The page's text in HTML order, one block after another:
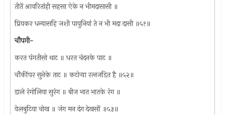
तीतें आवरितांही सहसा ऐके न भीमदासासी ॥
प्रियकर धन्यासहि जशी पावुनियां ते न भी मदा दासी ॥५१॥
चौपगी-
करत पंगतीसो थाट ॥ धरत चंदनके पाट ॥
चौकींपर सुनेके ताट ॥ कटोर्‍या रत्‍नजडित है ॥५२॥
डाले रंगोलिया सुरंग ॥ बीज भात भातके रंग ॥
वेलबुटिया चोख ॥ जंग मन दंग देखसों ॥५३॥